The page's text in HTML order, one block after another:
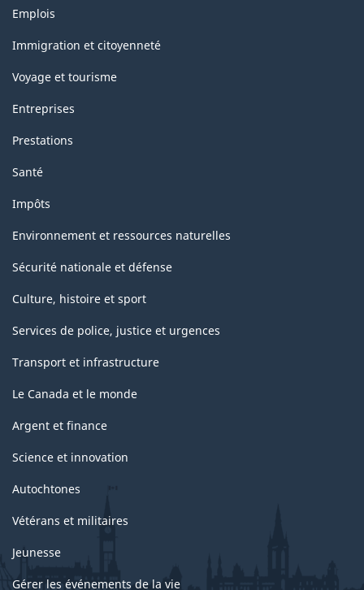
Thèmes
sujets
Emplois
Immigration et citoyenneté
Voyage et tourisme
Entreprises
Prestations
Santé
Impôts
Environnement et ressources naturelles
Sécurité nationale et défense
Culture, histoire et sport
Services de police, justice et urgences
Transport et infrastructure
Le Canada et le monde
Argent et finance
Science et innovation
Autochtones
Vétérans et militaires
Jeunesse
Gérer les événements de la vie